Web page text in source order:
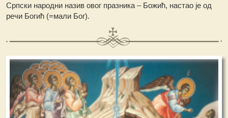
Српски народни назив овог празника – Божић, настао је од
речи Богић (=мали Бог).